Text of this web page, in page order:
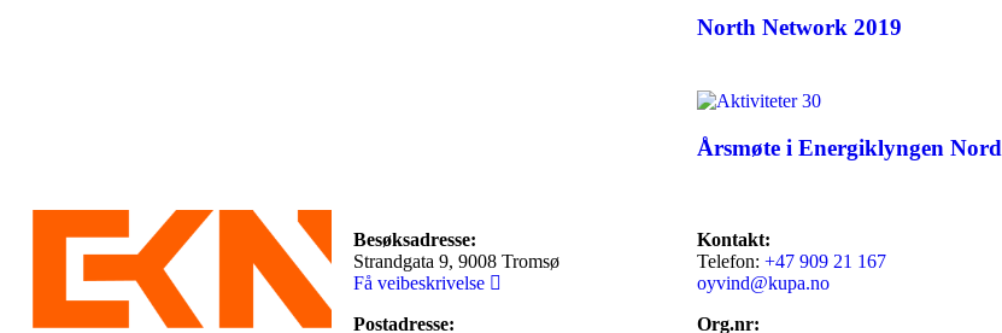
North Network 2019
Årsmøte i Energiklyngen Nord
Besøksadresse:
Strandgata 9, 9008 Tromsø
Få veibeskrivelse
Postadresse:
Kontakt:
Telefon: +47 909 21 167
oyvind@kupa.no
Org.nr: